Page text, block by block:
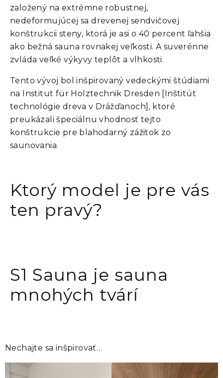
založený na extrémne robustnej,
nedeformujúcej sa drevenej sendvičovej
konštrukcii steny, ktorá je asi o 40 percent ľahšia
ako bežná sauna rovnakej veľkosti. A suverénne
zvláda veľké výkyvy teplôt a vlhkosti.
Tento vývoj bol inšpirovaný vedeckými štúdiami
na Institut für Holztechnik Dresden [Inštitút
technológie dreva v Drážďanoch], ktoré
preukázali špeciálnu vhodnosť tejto
konštrukcie pre blahodarný zážitok zo
saunovania.
Ktorý model je pre vás
ten pravý?
S1 Sauna je sauna
mnohých tvárí
Nechajte sa inšpirovať…